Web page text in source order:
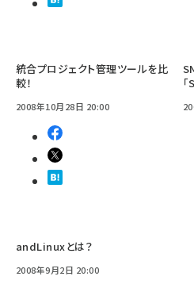
統合プロジェクト管理ツールを比
較！
2008年10月28日 20:00
andLinuxとは？
2008年9月2日 20:00